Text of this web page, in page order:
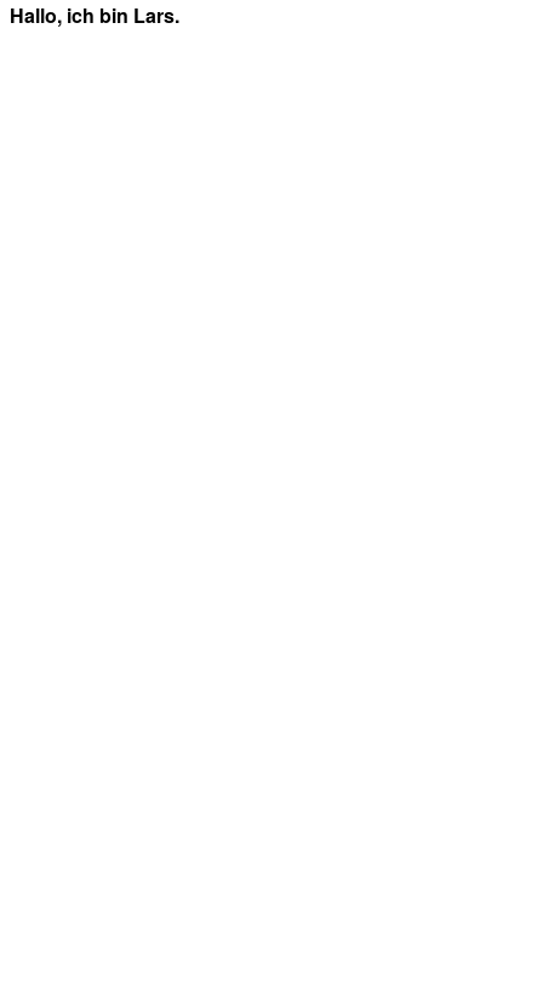
Hallo, ich bin Lars.